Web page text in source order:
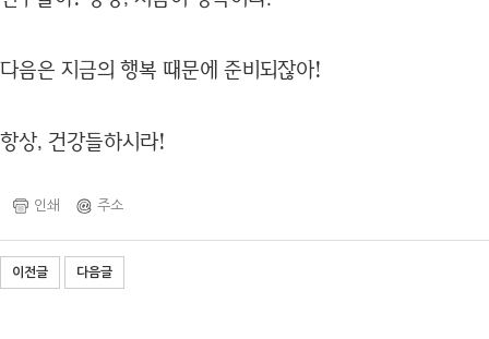
다음은 지금의 행복 때문에 준비되잖아!
항상, 건강들하시라!
인쇄 주소
이전글 다음글